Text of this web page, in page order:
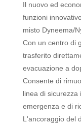
Il nuovo ed
funzioni
misto Dyneema/
Con un centro di
trasferito
evacuazione a
Consente di
linea di sicurezza
emergenza e di
L'ancoraggio del